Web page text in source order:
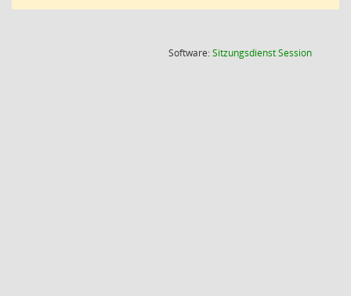
Software:SitzungsdienstSession(Wird in